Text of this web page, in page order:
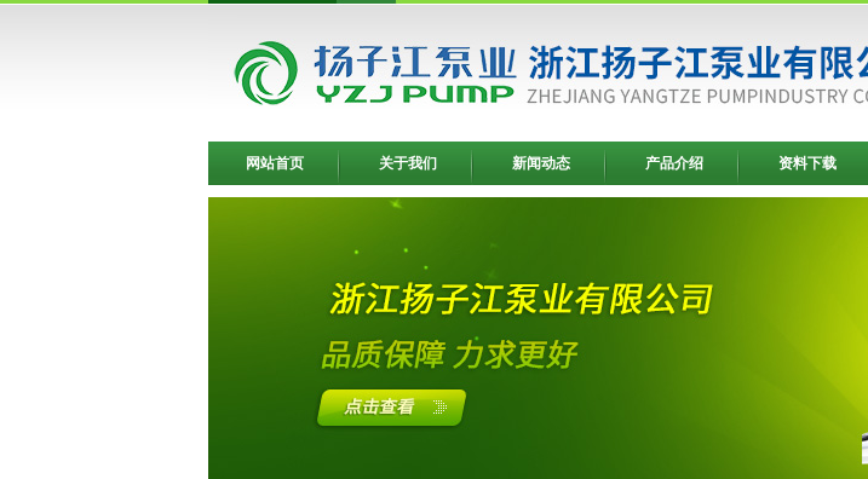
网站首页 关于我们 新闻动态 产品介绍 资料下载